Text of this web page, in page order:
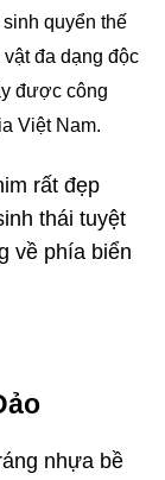
quyển thế
đa dạng độc
được công
Việt Nam.
rất đẹp
thái tuyệt
về phía biển
nhựa bề